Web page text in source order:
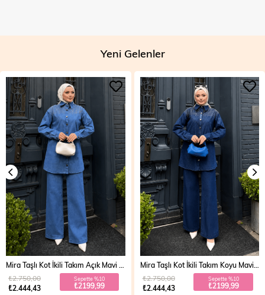
Yeni Gelenler
₺2.444,43
₺2.750,00 Sepette %10
₺2199,99
Mira Taşlı Kot İkili Takım Koyu Mavi 19286
₺2.444,43
₺2.750,00 Sepette %10
₺2199,99